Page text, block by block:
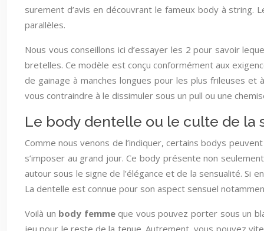
surement d’avis en découvrant le fameux body à
parallèles.
Nous vous conseillons ici d’essayer les 2 pour savoir
bretelles. Ce modèle est conçu conformément aux
de gainage à manches longues pour les plus frileuses
vous contraindre à le dissimuler sous un pull ou une
Le body dentelle ou le culte de la
Comme nous venons de l’indiquer, certains bodys
s’imposer au grand jour. Ce body présente non
autour sous le signe de l’élégance et de la sensualité. Si
La dentelle est connue pour son aspect sensuel
Voilà un body femmeque vous pouvez porter sous un
jeu pour le reste de la tenue. Autrement, vous pouvez